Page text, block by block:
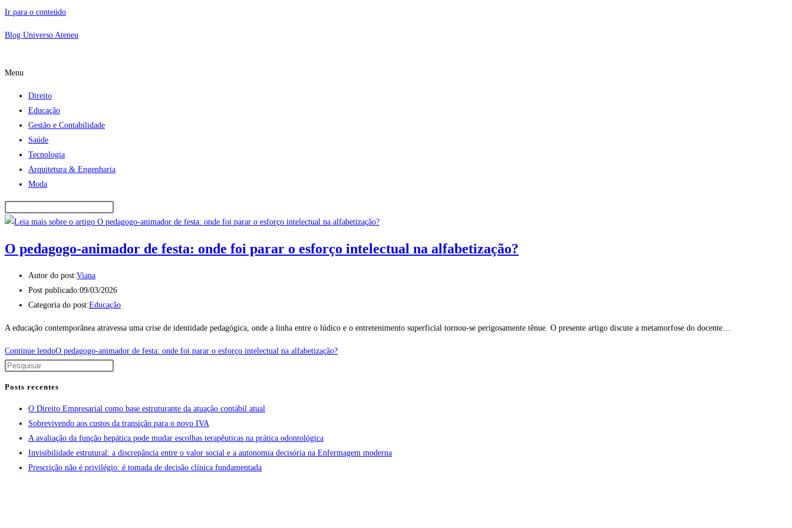
Ir para o conteúdo
Blog Universo Ateneu
Menu
Direito
Educação
Gestão e Contabilidade
Saúde
Tecnologia
Arquitetura & Engenharia
Moda
O pedagogo-animador de festa: onde foi parar o esforço intelectual na alfabetização?
Autor do post:Viana
Post publicado:09/03/2026
Categoria do post:Educação
A educação contemporânea atravessa uma crise de identidade pedagógica, onde a linha entre o lúdico e o entretenimento superficial tornou-se perigosamente tênue. O presente artigo discute a metamorfose do docente…
Continue lendoO pedagogo-animador de festa: onde foi parar o esforço intelectual na alfabetização?
Posts recentes
O Direito Empresarial como base estruturante da atuação contábil atual
Sobrevivendo aos custos da transição para o novo IVA
A avaliação da função hepática pode mudar escolhas terapêuticas na prática odontológica
Invisibilidade estrutural: a discrepância entre o valor social e a autonomia decisória na Enfermagem moderna
Prescrição não é privilégio: é tomada de decisão clínica fundamentada